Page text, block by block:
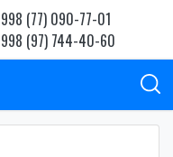
(77) 090-77-01
(97) 744-40-60